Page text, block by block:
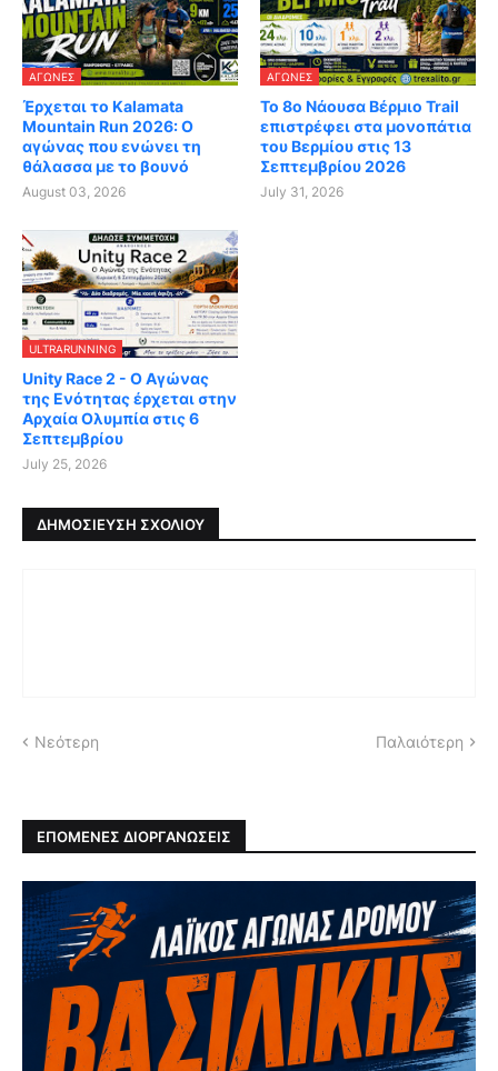
ΑΓΏΝΕΣ
Έρχεται το Kalamata
Mountain Run 2026: Ο
αγώνας που ενώνει τη
θάλασσα με το βουνό
August 03, 2026
ΑΓΏΝΕΣ
Το 8ο Νάουσα Βέρμιο Trail
επιστρέφει στα μονοπάτια
του Βερμίου στις 13
Σεπτεμβρίου 2026
July 31, 2026
ULTRARUNNING
Unity Race 2 - Ο Αγώνας
της Ενότητας έρχεται στην
Αρχαία Ολυμπία στις 6
Σεπτεμβρίου
July 25, 2026
ΔΗΜΟΣΊΕΥΣΗ ΣΧΟΛΊΟΥ
Νεότερη Παλαιότερη
ΕΠΟΜΕΝΕΣ ΔΙΟΡΓΑΝΩΣΕΙΣ